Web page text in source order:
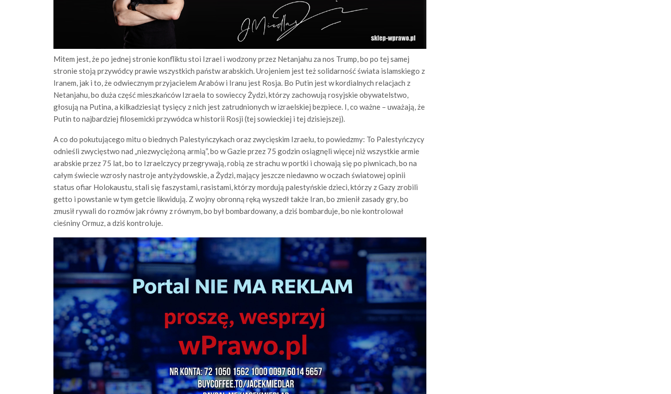
Mitem jest, że po jednej stronie konfliktu stoi Izrael i wodzony przez Netanjahu za nos Trump, bo po tej samej
stronie stoją przywódcy prawie wszystkich państw arabskich. Urojeniem jest też solidarność świata islamskiego z
Iranem, jak i to, że odwiecznym przyjacielem Arabów i Iranu jest Rosja. Bo Putin jest w kordialnych relacjach z
Netanjahu, bo duża część mieszkańców Izraela to sowieccy Żydzi, którzy zachowują rosyjskie obywatelstwo,
głosują na Putina, a kilkadziesiąt tysięcy z nich jest zatrudnionych w izraelskiej bezpiece. I, co ważne – uważają, że
Putin to najbardziej filosemicki przywódca w historii Rosji (tej sowieckiej i tej dzisiejszej).
A co do pokutującego mitu o biednych Palestyńczykach oraz zwycięskim Izraelu, to powiedzmy: To Palestyńczycy
odnieśli zwycięstwo nad „niezwyciężoną armią”, bo w Gazie przez 75 godzin osiągnęli więcej niż wszystkie armie
arabskie przez 75 lat, bo to Izraelczycy przegrywają, robią ze strachu w portki i chowają się po piwnicach, bo na
całym świecie wzrosły nastroje antyżydowskie, a Żydzi, mający jeszcze niedawno w oczach światowej opinii
status ofiar Holokaustu, stali się faszystami, rasistami, którzy mordują palestyńskie dzieci, którzy z Gazy zrobili
getto i powstanie w tym getcie likwidują. Z wojny obronną ręką wyszedł także Iran, bo zmienił zasady gry, bo
zmusił rywali do rozmów jak równy z równym, bo był bombardowany, a dziś bombarduje, bo nie kontrolował
cieśniny Ormuz, a dziś kontroluje.